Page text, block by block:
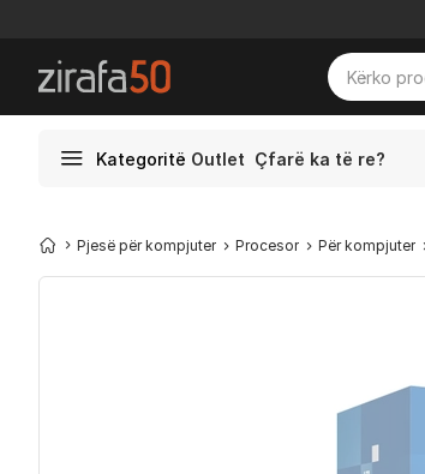
Kategoritë Outlet Çfarë ka të re?
Pjesë për kompjuter Procesor Për kompjuter